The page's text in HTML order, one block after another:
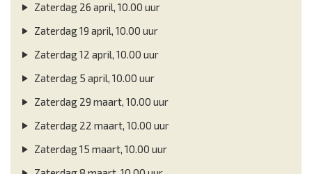
Zaterdag 26 april, 10.00 uur
Zaterdag 19 april, 10.00 uur
Zaterdag 12 april, 10.00 uur
Zaterdag 5 april, 10.00 uur
Zaterdag 29 maart, 10.00 uur
Zaterdag 22 maart, 10.00 uur
Zaterdag 15 maart, 10.00 uur